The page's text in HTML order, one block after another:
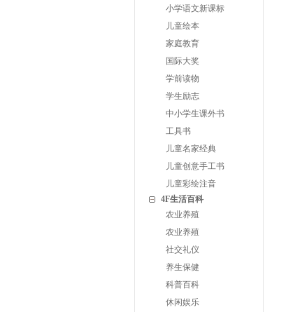
小学语文新课标
儿童绘本
家庭教育
国际大奖
学前读物
学生励志
中小学生课外书
工具书
儿童名家经典
儿童创意手工书
儿童彩绘注音
4F生活百科
农业养殖
农业养殖
社交礼仪
养生保健
科普百科
休闲娱乐